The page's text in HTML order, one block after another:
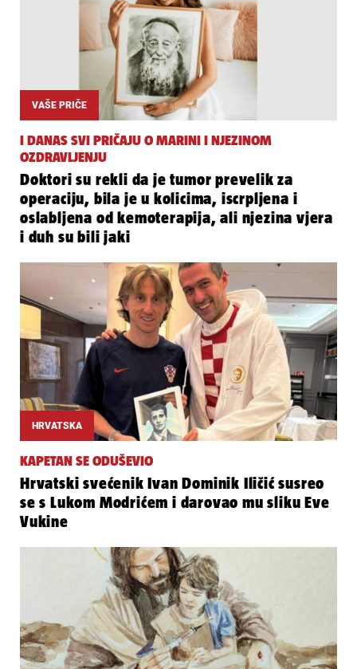
VAŠE PRIČE
I DANAS SVI PRIČAJU O MARINI I NJEZINOM
OZDRAVLJENJU
Doktori su rekli da je tumor prevelik za
operaciju, bila je u kolicima, iscrpljena i
oslabljena od kemoterapija, ali njezina vjera
i duh su bili jaki
HRVATSKA
KAPETAN SE ODUŠEVIO
Hrvatski svećenik Ivan Dominik Iličić susreo
se s Lukom Modrićem i darovao mu sliku Eve
Vukine